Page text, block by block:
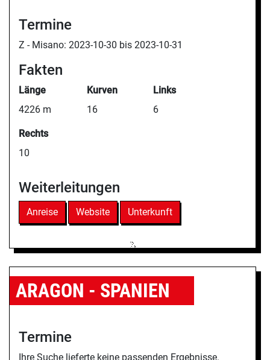
Termine
Z - Misano: 2023-10-30 bis 2023-10-31
Fakten
Länge
4226 m
Kurven
16
Links
6
Rechts
10
Weiterleitungen
Anreise Website Unterkunft
ARAGON - SPANIEN
Termine
Ihre Suche lieferte keine passenden Ergebnisse.